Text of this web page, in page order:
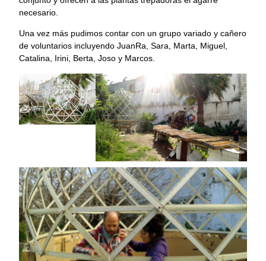
necesario.
Una vez más pudimos contar con un grupo variado y cañero
de voluntarios incluyendo JuanRa, Sara, Marta, Miguel,
Catalina, Irini, Berta, Joso y Marcos.